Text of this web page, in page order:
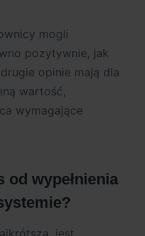
mogli
pozytywnie, jak
opinie mają dla
wartość,
wymagające
od wypełnienia